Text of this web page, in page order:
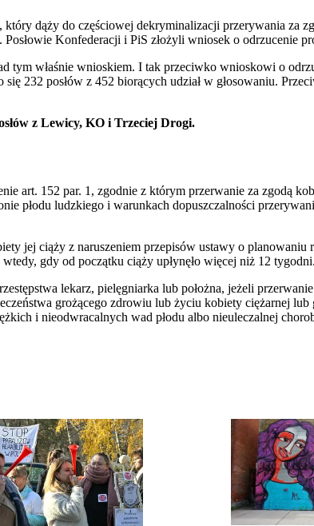
dąży do częściowej dekryminalizacji przerywania za
Konfederacji i PiS złożyli wniosek o odrzucenie
tym właśnie wnioskiem. I tak przeciwko wnioskowi o
232 posłów z 452 biorących udział w głosowaniu.
z Lewicy, KO i Trzeciej Drogi.
art. 152 par. 1, zgodnie z którym przerwanie za zgodą
płodu ludzkiego i warunkach dopuszczalności
jej ciąży z naruszeniem przepisów ustawy o planowaniu
gdy od początku ciąży upłynęło więcej niż 12 tygodni.
lekarz, pielęgniarka lub położna, jeżeli
grożącego zdrowiu lub życiu kobiety ciężarnej lub
i nieodwracalnych wad płodu albo nieuleczalnej